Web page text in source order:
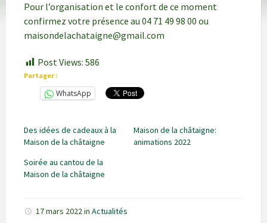
Pour l’organisation et le confort de ce moment
confirmez votre présence au 04 71 49 98 00 ou
maisondelachataigne@gmail.com
Post Views: 586
Partager :
WhatsApp
Des idées de cadeaux à la
Maison de la châtaigne
Maison de la châtaigne:
animations 2022
Soirée au cantou de la
Maison de la châtaigne
17 mars 2022in Actualités